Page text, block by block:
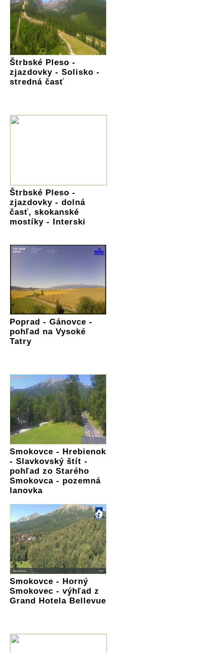
Štrbské Pleso -
zjazdovky - Solisko -
stredná časť
Štrbské Pleso -
zjazdovky - dolná
časť, skokanské
mostíky - Interski
Poprad - Gánovce -
pohľad na Vysoké
Tatry
Smokovce - Hrebienok
- Slavkovský štít -
pohľad zo Starého
Smokovca - pozemná
lanovka
Smokovce - Horný
Smokovec - výhľad z
Grand Hotela Bellevue